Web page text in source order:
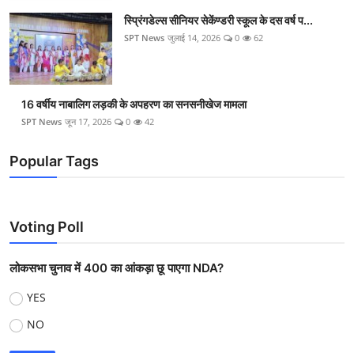
स्प्रिंगडेल्स सीनियर सेकेंण्डरी स्कूल के दस वर्ष प...
SPT News जुलाई 14, 2026 0 62
16 वर्षीय नाबालिग लड़की के अपहरण का सनसनीखेज मामला
SPT News जून 17, 2026 0 42
Popular Tags
Voting Poll
लोकसभा चुनाव में 400 का आंकड़ा छू पाएगा NDA?
YES
NO